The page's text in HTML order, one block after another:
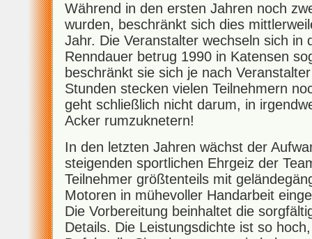
Während in den ersten Jahren noch
wurden, beschränkt sich dies
Jahr. Die Veranstalter wechseln sich in
Renndauer betrug 1990 in Katensen
beschränkt sie sich je nach
Stunden stecken vielen Teilnehmern
geht schließlich nicht darum, in
Acker rumzuknetern!
In den letzten Jahren wächst der
steigenden sportlichen Ehrgeiz der
Teilnehmer größtenteils mit
Motoren in mühevoller Handarbeit
Die Vorbereitung beinhaltet die
Details. Die Leistungsdichte ist so